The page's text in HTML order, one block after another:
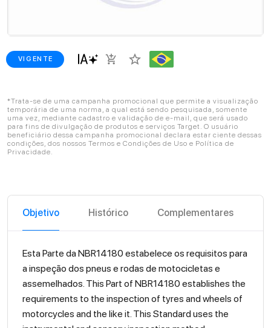
VIGENTE add_shopping_cart star_border
*Trata-se de uma campanha promocional que permite a visualização
temporária de uma norma, a qual está sendo pesquisada, somente
uma vez, mediante cadastro e validação de e-mail, que será usado
para fins de divulgação de produtos e serviços Target. O usuário
beneficiário dessa campanha promocional declara estar ciente dessas
condições, dos nossos Termos e Condições de Uso e Política de
Privacidade.
Objetivo Histórico Complementares
Esta Parte da NBR14180 estabelece os requisitos para
a inspeção dos pneus e rodas de motocicletas e
assemelhados. This Part of NBR14180 establishes the
requirements to the inspection of tyres and wheels of
motorcycles and the like it. This Standard uses the